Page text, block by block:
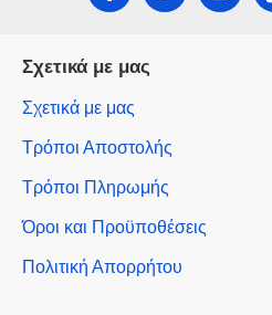
Σχετικά με μας
Σχετικά με μας
Τρόποι Αποστολής
Τρόποι Πληρωμής
Όροι και Προϋποθέσεις
Πολιτική Απορρήτου